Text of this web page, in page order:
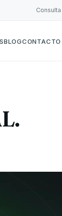
BLOGCONTACTO